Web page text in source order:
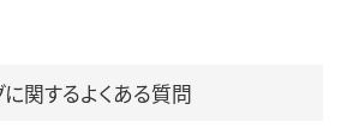
に関するよくある質問